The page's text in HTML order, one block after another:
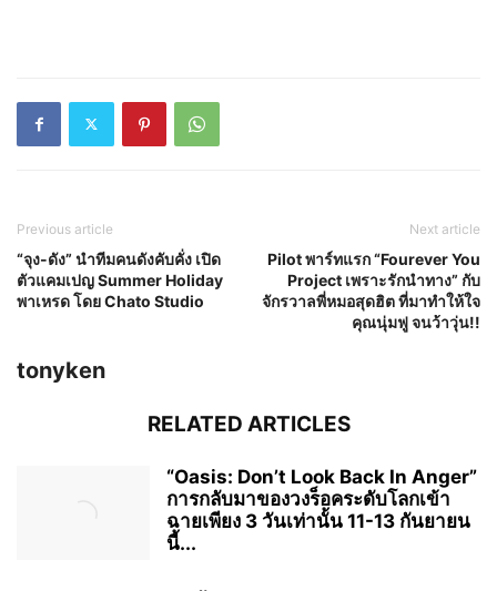
Previous article
“จุง-ดัง” นำทีมคนดังคับคั่ง เปิด
ตัวแคมเปญ Summer Holiday
พาเหรด โดย Chato Studio
Next article
Pilot พาร์ทแรก “Fourever You
Project เพราะรักนำทาง” กับ
จักรวาลพี่หมอสุดฮิต ที่มาทำให้ใจ
คุณนุ่มฟู จนว้าวุ่น!!
tonyken
RELATED ARTICLES
“Oasis: Don’t Look Back In Anger”
การกลับมาของวงร็อคระดับโลกเข้า
ฉายเพียง 3 วันเท่านั้น 11-13 กันยายน
นี้...